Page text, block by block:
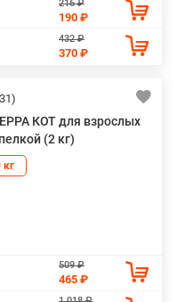
216 ₽
190 ₽
432 ₽
370 ₽
КОТ для взрослых
(2 кг)
кг
509 ₽
465 ₽